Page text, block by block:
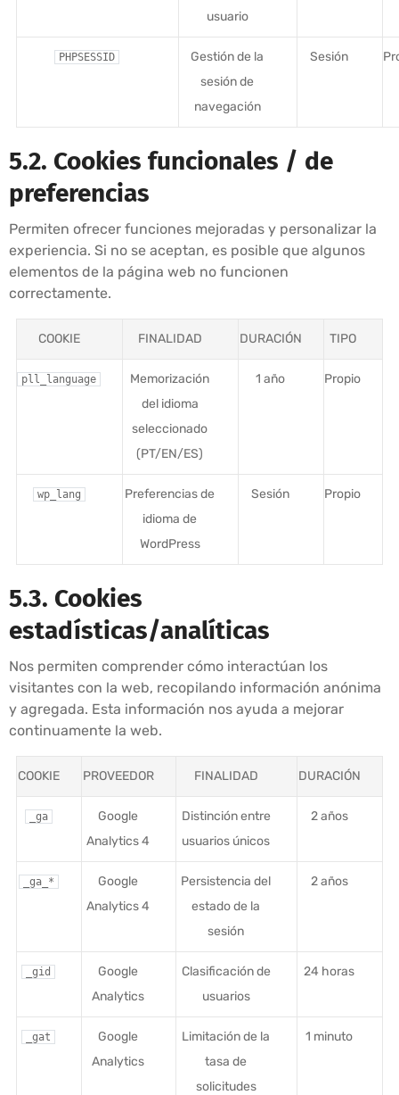
usuario
PHPSESSID
Gestión de la
sesión de
navegación
Sesión
5.2. Cookies funcionales / de
preferencias
Permiten ofrecer funciones mejoradas y personalizar la
experiencia. Si no se aceptan, es posible que algunos
elementos de la página web no funcionen
correctamente.
COOKIE FINALIDAD DURACIÓN TIPO
pll_language
Memorización
del idioma
seleccionado
(PT/EN/ES)
1 año Propio
wp_lang
Preferencias de
idioma de
WordPress
Sesión Propio
5.3. Cookies
estadísticas/analíticas
Nos permiten comprender cómo interactúan los
visitantes con la web, recopilando información anónima
y agregada. Esta información nos ayuda a mejorar
continuamente la web.
COOKIE PROVEEDOR FINALIDAD DURACIÓN
_ga
Google
Analytics 4
Distinción entre
usuarios únicos
2 años
_ga_*
Google
Analytics 4
Persistencia del
estado de la
sesión
2 años
_gid
Google
Analytics
Clasificación de
usuarios
24 horas
_gat
Google
Analytics
Limitación de la
tasa de
solicitudes
1 minuto